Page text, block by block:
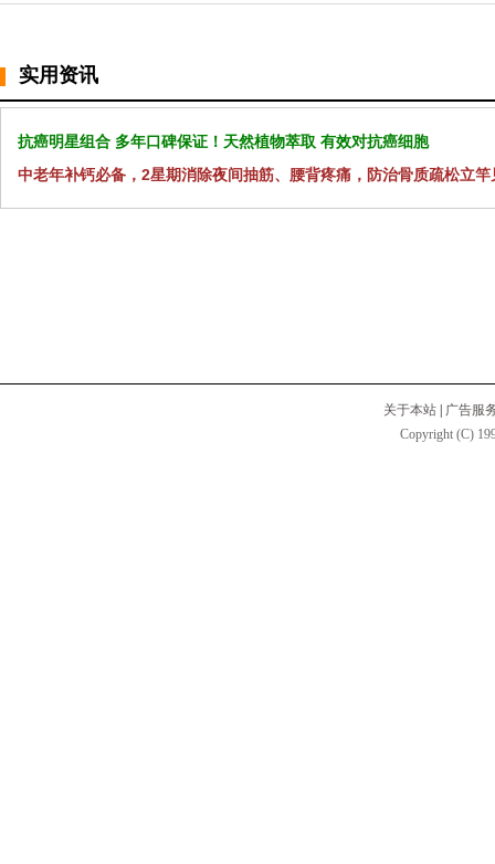
实用资讯
抗癌明星组合 多年口碑保证！天然植物萃取 有效对抗癌细胞
中老年补钙必备，2星期消除夜间抽筋、腰背疼痛，防治骨质疏松立竿
关于本站
广告服
Copyright (C)